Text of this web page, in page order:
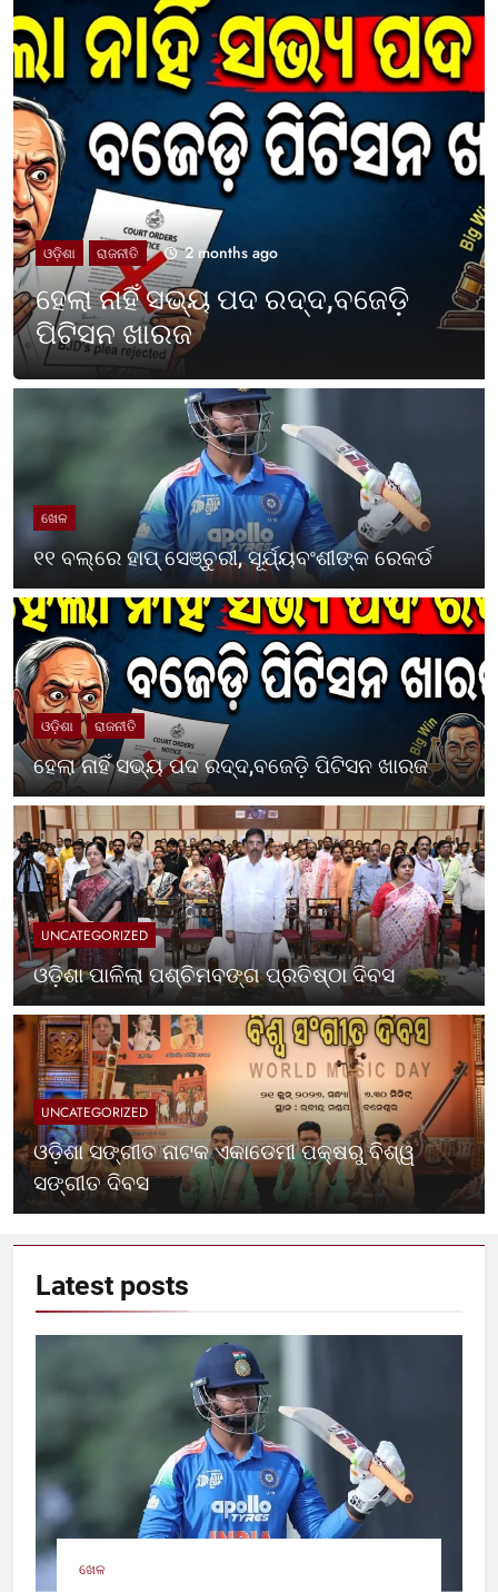
UNCATEGORIZED 2 months ago
ଓଡ଼ିଶା ପାଳିଲା ପଶ୍ଚିମବଙ୍ଗ
ପ୍ରତିଷ୍ଠା ଦିବସ
ଖେଳ
୧୧ ବଲ୍‌ରେ ହାପ୍ ସେଞ୍ଚୁରୀ, ସୂର୍ଯ୍ୟବଂଶୀଙ୍କ ରେକର୍ଡ
ଓଡ଼ିଶା ରାଜନୀତି
ହେଲା ନାହିଁ ସଭ୍ୟ ପଦ ରଦ୍ଦ,ବଜେଡ଼ି ପିଟିସନ ଖାରଜ
UNCATEGORIZED
ଓଡ଼ିଶା ପାଳିଲା ପଶ୍ଚିମବଙ୍ଗ ପ୍ରତିଷ୍ଠା ଦିବସ
UNCATEGORIZED
ଓଡ଼ିଶା ସଙ୍ଗୀତ ନାଟକ ଏକାଡେମୀ ପକ୍ଷରୁ ବିଶ୍ୱ
ସଙ୍ଗୀତ ଦିବସ
Latest posts
ଖେଳ